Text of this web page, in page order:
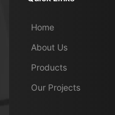
Home
About Us
Products
Our Projects